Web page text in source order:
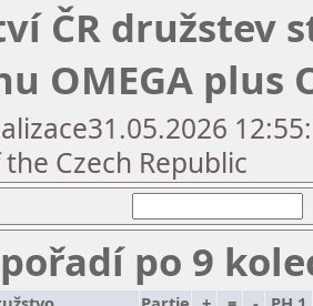
ČR družstev
OMEGA plus
Czech Republic
po 9